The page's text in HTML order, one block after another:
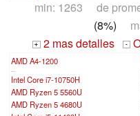
min: 1263 de
(8%)
+ 2 mas detalles -
AMD A4-1200
...
Intel Core i7-10750H
AMD Ryzen 5 5560U
AMD Ryzen 5 4680U